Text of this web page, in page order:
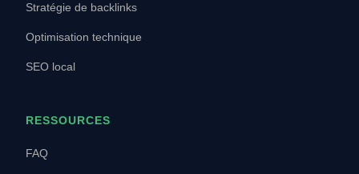
Stratégie de backlinks
Optimisation technique
SEO local
RESSOURCES
FAQ